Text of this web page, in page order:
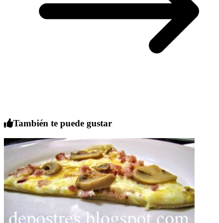
También te puede gustar